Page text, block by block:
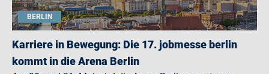
BERLIN
Karriere in Bewegung: Die 17. jobmesse berlin
kommt in die Arena Berlin